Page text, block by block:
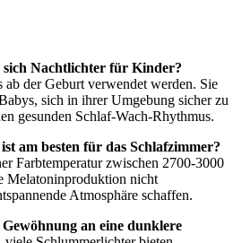
sich Nachtlichter für Kinder?
der Geburt verwendet werden. Sie
sich in ihrer Umgebung sicher zu
gesunden Schlaf-Wach-Rhythmus.
am besten für das Schlafzimmer?
Farbtemperatur zwischen 2700-3000
Melatoninproduktion nicht
Atmosphäre schaffen.
an eine dunklere